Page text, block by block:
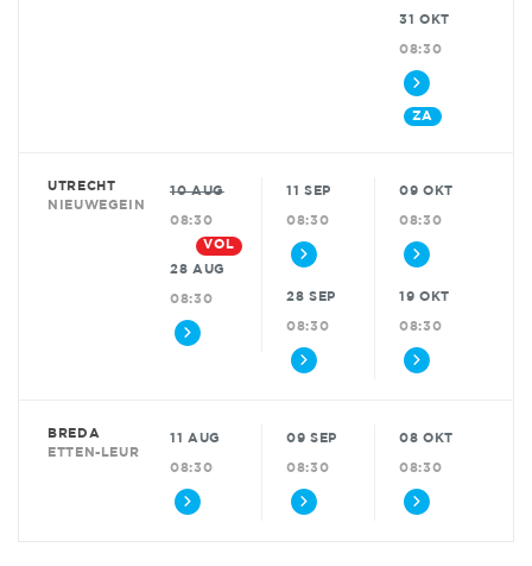
31 OKT
08:30
ZA
UTRECHT
NIEUWEGEIN
10 AUG
08:30
VOL
28 AUG
08:30
11 SEP
08:30
28 SEP
08:30
09 OKT
08:30
19 OKT
08:30
BREDA
ETTEN-LEUR
11 AUG
08:30
09 SEP
08:30
08 OKT
08:30